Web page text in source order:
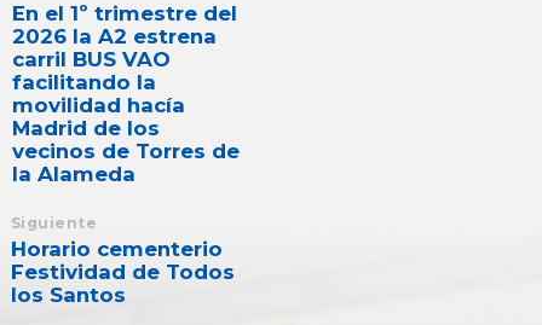
En el 1º trimestre del
2026 la A2 estrena
carril BUS VAO
facilitando la
movilidad hacía
Madrid de los
vecinos de Torres de
la Alameda
Siguiente
Horario cementerio
Festividad de Todos
los Santos